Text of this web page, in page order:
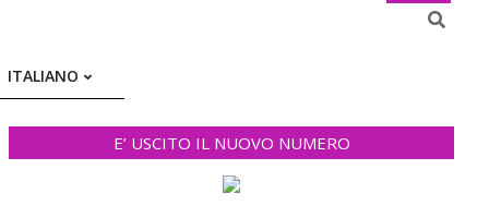
Search
ITALIANO
E’ USCITO IL NUOVO NUMERO